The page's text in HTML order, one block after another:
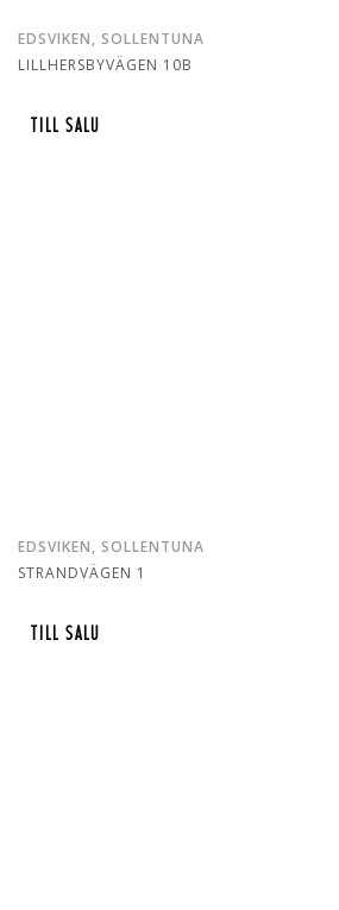
EDSVIKEN, SOLLENTUNA
LILLHERSBYVÄGEN 10B
TILL SALU
EDSVIKEN, SOLLENTUNA
STRANDVÄGEN 1
TILL SALU